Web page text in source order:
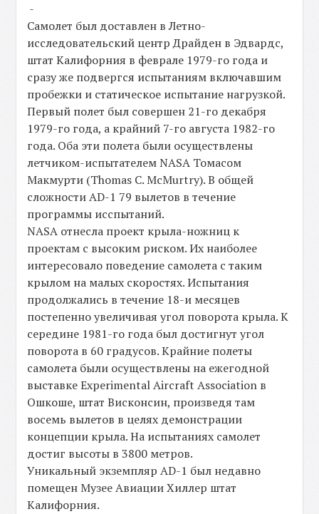
-
Самолет был доставлен в Летно-
исследовательский центр Драйден в Эдвардс,
штат Калифорния в феврале 1979-го года и
сразу же подвергся испытаниям включавшим
пробежки и статическое испытание нагрузкой.
Первый полет был совершен 21-го декабря
1979-го года, а крайний 7-го августа 1982-го
года. Оба эти полета были осуществлены
летчиком-испытателем NASA Томасом
Макмурти (Thomas C. McMurtry). В общей
сложности AD-1 79 вылетов в течение
программы исспытаний.
NASA отнесла проект крыла-ножниц к
проектам с высоким риском. Их наиболее
интересовало поведение самолета с таким
крылом на малых скоростях. Испытания
продолжались в течение 18-и месяцев
постепенно увеличивая угол поворота крыла. К
середине 1981-го года был достигнут угол
поворота в 60 градусов. Крайние полеты
самолета были осуществлены на ежегодной
выставке Experimental Aircraft Association в
Ошкоше, штат Висконсин, произведя там
восемь вылетов в целях демонстрации
концепции крыла. На испытаниях самолет
достиг высоты в 3800 метров.
Уникальный экземпляр AD-1 был недавно
помещен Музее Авиации Хиллер штат
Калифорния.